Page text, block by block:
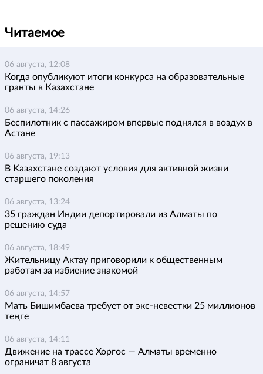
Читаемое
06 августа, 12:08
Когда опубликуют итоги конкурса на образовательные
гранты в Казахстане
06 августа, 14:26
Беспилотник с пассажиром впервые поднялся в воздух в
Астане
06 августа, 19:13
В Казахстане создают условия для активной жизни
старшего поколения
06 августа, 13:24
35 граждан Индии депортировали из Алматы по
решению суда
06 августа, 18:49
Жительницу Актау приговорили к общественным
работам за избиение знакомой
06 августа, 14:57
Мать Бишимбаева требует от экс-невестки 25 миллионов
теңге
06 августа, 14:11
Движение на трассе Хоргос — Алматы временно
ограничат 8 августа